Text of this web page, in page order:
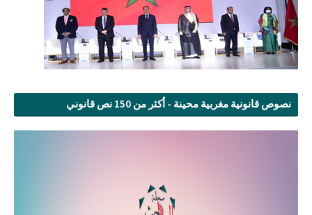
نصوص قانونية مغربية محينة - أكثر من 150 نص قانوني